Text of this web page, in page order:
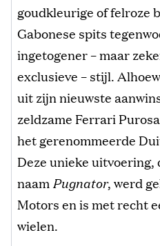
goudkleurige of felroze
Gabonese spits
ingetogener – maar
exclusieve – stijl.
uit zijn nieuwste
zeldzame Ferrari
het gerenommeerde
Deze unieke
naam Pugnator, werd
Motors en is met recht
wielen.